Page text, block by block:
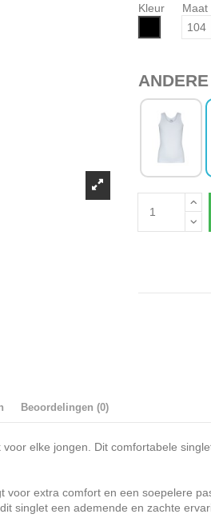
Kleur
Maat
104
Beoordelingen (0)
elke jongen. Dit comfortabele
voor extra comfort en een soepelere
singlet een ademende en zachte